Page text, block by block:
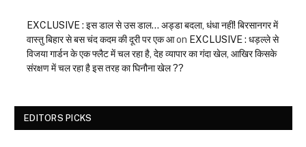
EXCLUSIVE : इस डाल से उस डाल… अड्डा बदला, धंधा नहीं! बिरसानगर में
वास्तु बिहार से बस चंद कदम की दूरी पर एक आon EXCLUSIVE : धड़ल्ले से
विजया गार्डन के एक फ्लैट में चल रहा है, देह व्यापार का गंदा खेल, आखिर किसके
संरक्षण में चल रहा है इस तरह का घिनौना खेल ??
EDITORS PICKS